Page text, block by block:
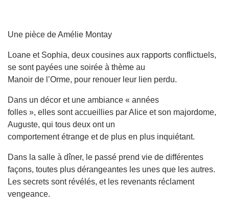
Une pièce de Amélie Montay
Loane et Sophia, deux cousines aux rapports conflictuels,
se sont payées une soirée à thème au
Manoir de l’Orme, pour renouer leur lien perdu.
Dans un décor et une ambiance « années
folles », elles sont accueillies par Alice et son majordome,
Auguste, qui tous deux ont un
comportement étrange et de plus en plus inquiétant.
Dans la salle à dîner, le passé prend vie de différentes
façons, toutes plus dérangeantes les unes que les autres.
Les secrets sont révélés, et les revenants réclament
vengeance.